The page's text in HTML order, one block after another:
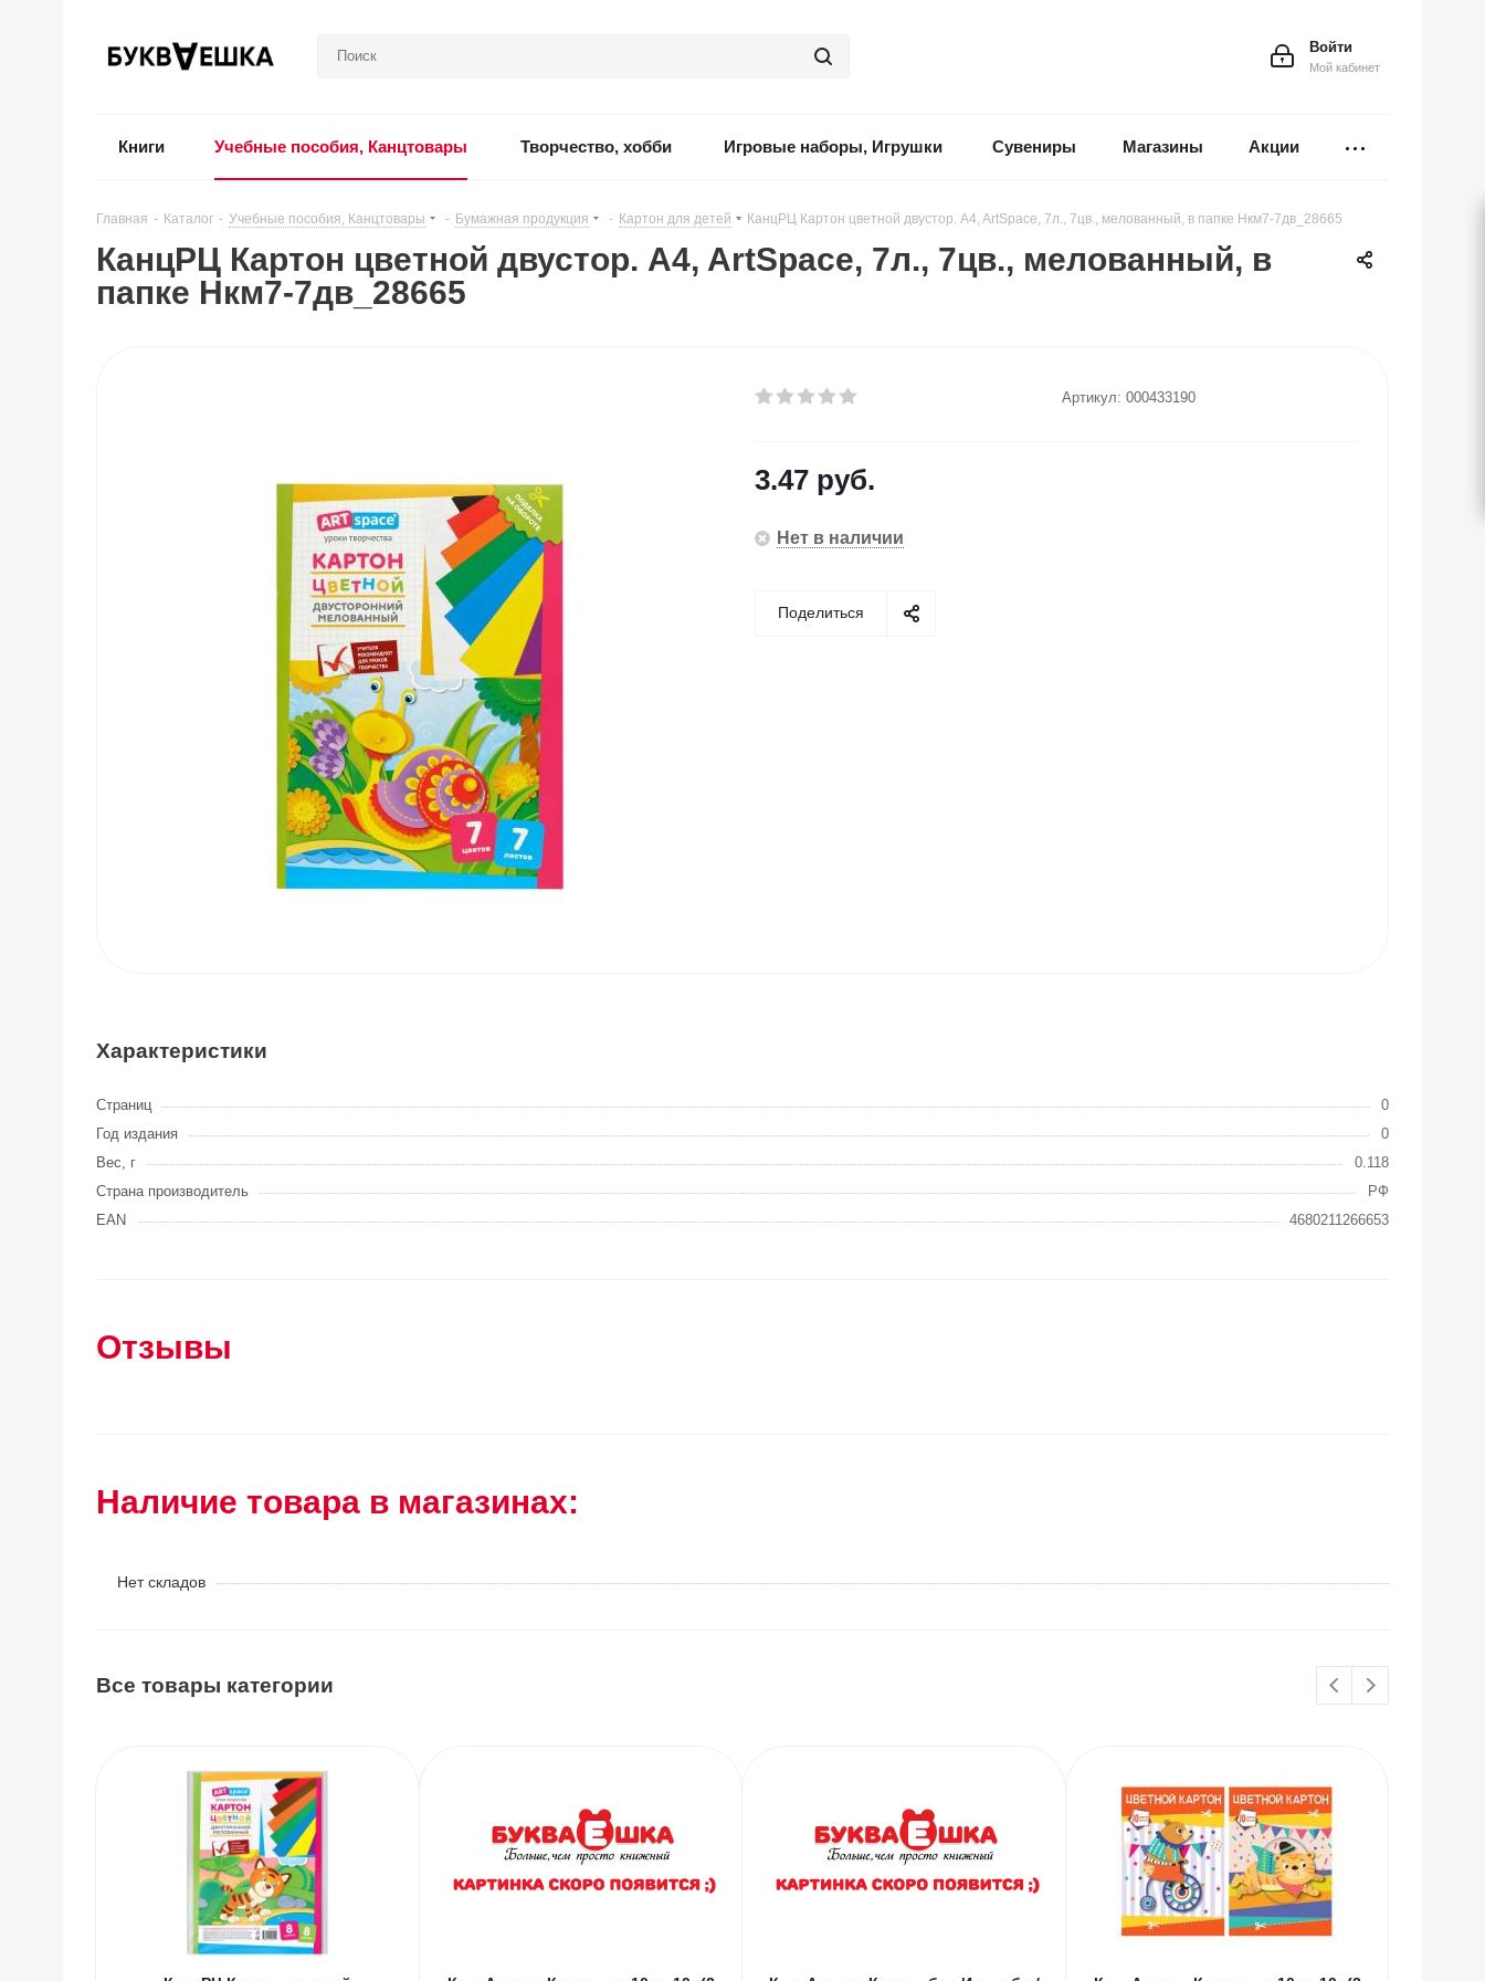
Войти
Мой кабинет
Книги Учебные пособия, Канцтовары Творчество, хобби Игровые наборы, Игрушки Сувениры Магазины Акции
Главная - Каталог - Учебные пособия, Канцтовары - Бумажная продукция - Картон для детей - КанцРЦ Картон цветной двустор. A4, ArtSpace, 7л., 7цв., мелованный, в папке Нкм7-7дв_28665
КанцРЦ Картон цветной двустор. A4, ArtSpace, 7л., 7цв., мелованный, в
папке Нкм7-7дв_28665
Артикул: 000433190
3.47 руб.
Нет в наличии
Поделиться
Характеристики
Страниц
0
Год издания
0
Вес, г
0.118
Страна производитель
РФ
EAN
4680211266653
Отзывы
Наличие товара в магазинах:
Нет складов
Все товары категории